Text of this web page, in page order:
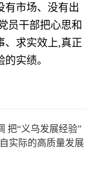
有市场、没有出
员干部把心思和
、求实效上,真正
实绩。
把“义乌发展经验”
实际的高质量发展